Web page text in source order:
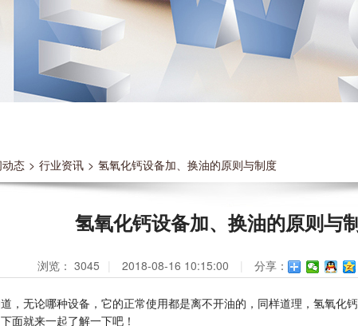
态 > 行业资讯 > 氢氧化钙设备加、换油的原则与制度
氢氧化钙设备加、换油的原则与
浏览： 3045 2018-08-16 10:15:00 分享：
无论哪种设备，它的正常使用都是离不开油的，同样道理，氢氧化
面就来一起了解一下吧！